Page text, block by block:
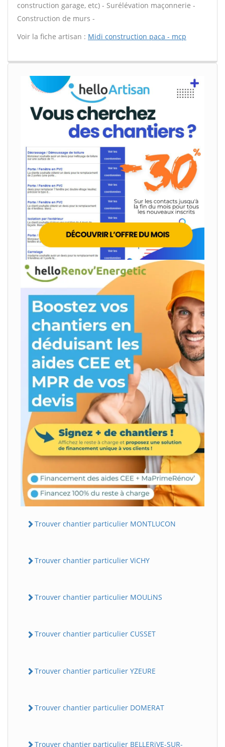
construction garage, etc) - Surélévation maçonnerie -
Construction de murs -
Voir la fiche artisan : Midi construction paca - mcp
Trouver chantier particulier MONTLUCON
Trouver chantier particulier ViCHY
Trouver chantier particulier MOULiNS
Trouver chantier particulier CUSSET
Trouver chantier particulier YZEURE
Trouver chantier particulier DOMERAT
Trouver chantier particulier BELLERiVE-SUR-